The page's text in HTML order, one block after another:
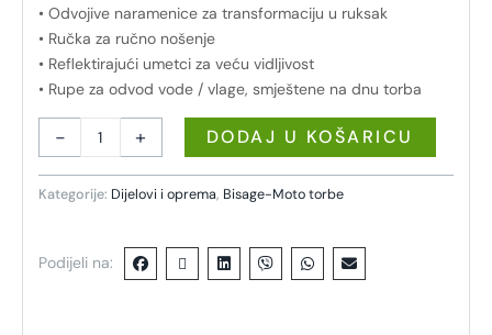
• Odvojive naramenice za transformaciju u ruksak
• Ručka za ručno nošenje
• Reflektirajući umetci za veću vidljivost
• Rupe za odvod vode / vlage, smještene na dnu torba
- + DODAJ U KOŠARICU
Kategorije: Dijelovi i oprema, Bisage-Moto torbe
Podijeli na: